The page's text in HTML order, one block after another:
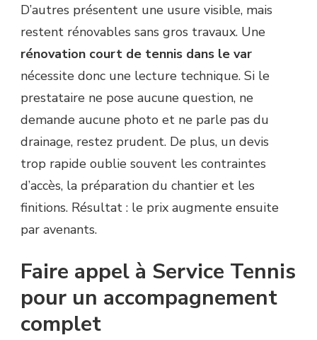
D’autres présentent une usure visible, mais
restent rénovables sans gros travaux. Une
rénovation court de tennis dans le var
nécessite donc une lecture technique. Si le
prestataire ne pose aucune question, ne
demande aucune photo et ne parle pas du
drainage, restez prudent. De plus, un devis
trop rapide oublie souvent les contraintes
d’accès, la préparation du chantier et les
finitions. Résultat : le prix augmente ensuite
par avenants.
Faire appel à Service Tennis
pour un accompagnement
complet